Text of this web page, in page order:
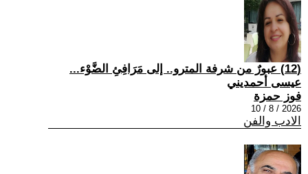
(12) عبورٌ من شرفة المترو.. إلى مَرَافِئِ الضَّوْء...
عيسى أحمديني
فوز حمزة
2026 / 8 / 10
الادب والفن